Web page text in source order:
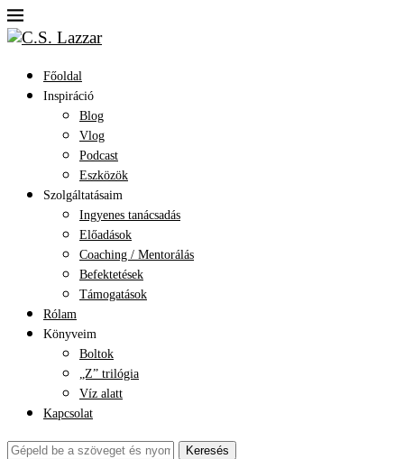
Főoldal
Inspiráció
Blog
Vlog
Podcast
Eszközök
Szolgáltatásaim
Ingyenes tanácsadás
Előadások
Coaching / Mentorálás
Befektetések
Támogatások
Rólam
Könyveim
Boltok
„Z” trilógia
Víz alatt
Kapcsolat
Keresés